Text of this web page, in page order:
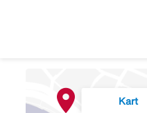
Kart